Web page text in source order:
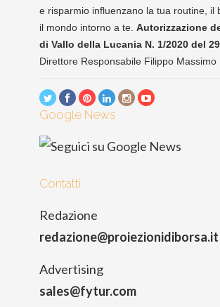
e risparmio influenzano la tua routine, il
il mondo intorno a te. Autorizzazione
di Vallo della Lucania N. 1/2020 del
Direttore Responsabile Filippo Massimo
Google News
Contatti
Redazione
redazione@proiezionidiborsa.it
Advertising
sales@fytur.com